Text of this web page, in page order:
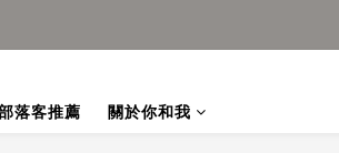
落客推薦 關於你和我